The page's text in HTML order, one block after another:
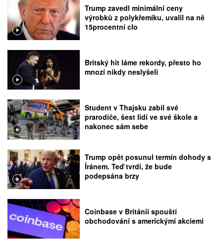
Trump zavedl minimální ceny
výrobků z polykřemíku, uvalil na ně
15procentní clo
Britský hit láme rekordy, přesto ho
mnozí nikdy neslyšeli
Student v Thajsku zabil své
prarodiče, šest lidí ve své škole a
nakonec sám sebe
Trump opět posunul termín dohody s
Íránem. Teď tvrdí, že bude
podepsána brzy
Coinbase v Británii spouští
obchodování s americkými akciemi